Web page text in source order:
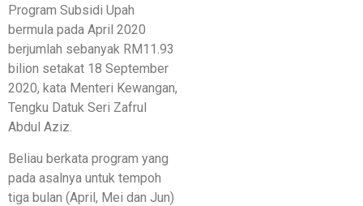
Program Subsidi Upah
bermula pada April 2020
berjumlah sebanyak RM11.93
bilion setakat 18 September
2020, kata Menteri Kewangan,
Tengku Datuk Seri Zafrul
Abdul Aziz.
Beliau berkata program yang
pada asalnya untuk tempoh
tiga bulan (April, Mei dan Jun)